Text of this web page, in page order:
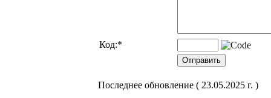
Код:*
Последнее обновление ( 23.05.2025 г. )